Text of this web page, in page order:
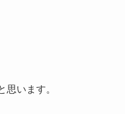
います。